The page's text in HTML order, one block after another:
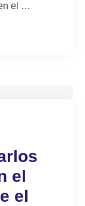
el …
el
el